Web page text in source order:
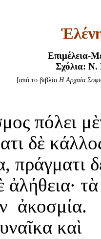
Επιμέλεια-
Σχόλια:
[από το βιβλίο Η Αρχαία
πόλει
δὲ
πράγματι
ἀκοσμία.
καὶ